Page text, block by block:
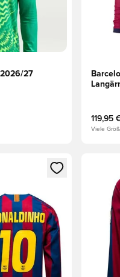
27
119,95
Viele
zum Anmelden oderÖffnet